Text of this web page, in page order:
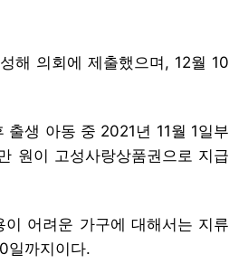
해 의회에 제출했으며, 12월 10
생 아동 중 2021년 11월 1일부
원이 고성사랑상품권으로 지급
어려운 가구에 대해서는 지류
일까지이다.